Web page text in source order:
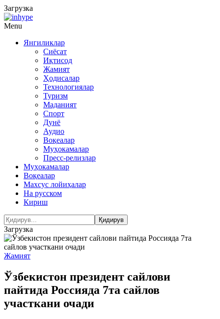
Загрузка
Menu
Янгиликлар
Сиёсат
Иқтисод
Жамият
Ҳодисалар
Технологиялар
Туризм
Маданият
Спорт
Дунё
Аудио
Воқеалар
Муҳокамалар
Пресс-релизлар
Муҳокамалар
Воқеалар
Махсус лойиҳалар
На русском
Кириш
Загрузка
Жамият
Ўзбекистон президент сайлови
пайтида Россияда 7та сайлов
участкани очади